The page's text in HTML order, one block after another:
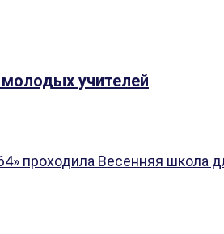
учителей
проходила Весенняя школа